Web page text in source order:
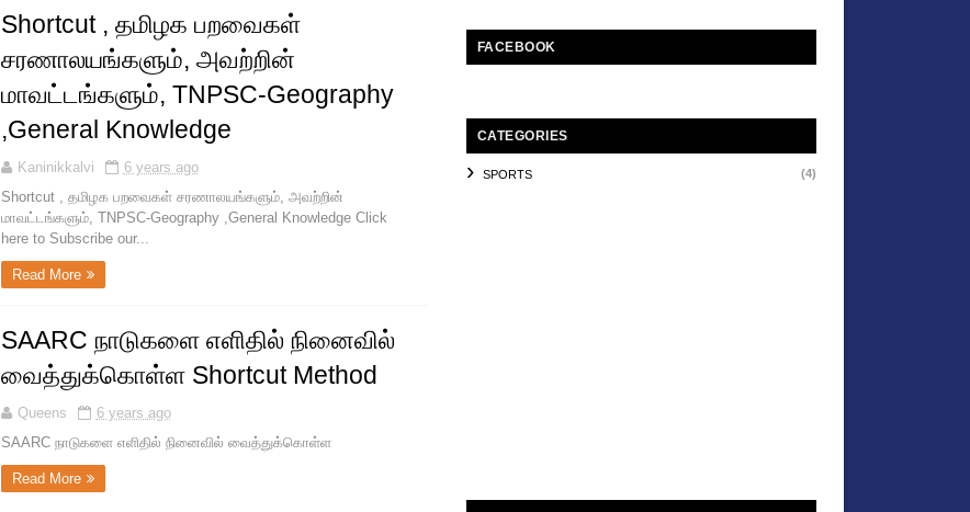
Shortcut , தமிழக பறவைகள்
சரணாலயங்களும், அவற்றின்
மாவட்டங்களும், TNPSC-Geography
,General Knowledge
Kaninikkalvi
6 years ago
Shortcut , தமிழக பறவைகள் சரணாலயங்களும், அவற்றின்
மாவட்டங்களும், TNPSC-Geography ,General Knowledge Click
here to Subscribe our...
Read More
SAARC நாடுகளை எளிதில் நினைவில்
வைத்துக்கொள்ள Shortcut Method
Queens
6 years ago
SAARC நாடுகளை எளிதில் நினைவில் வைத்துக்கொள்ள
Read More
FACEBOOK
CATEGORIES
SPORTS (4)